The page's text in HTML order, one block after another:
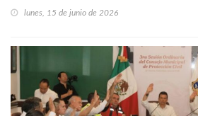
lunes, 15 de junio de 2026